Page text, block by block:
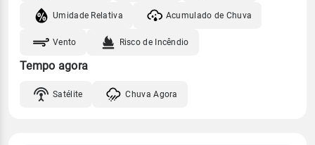
Umidade Relativa Acumulado de Chuva
Vento Risco de Incêndio
Tempo agora
Satélite Chuva Agora